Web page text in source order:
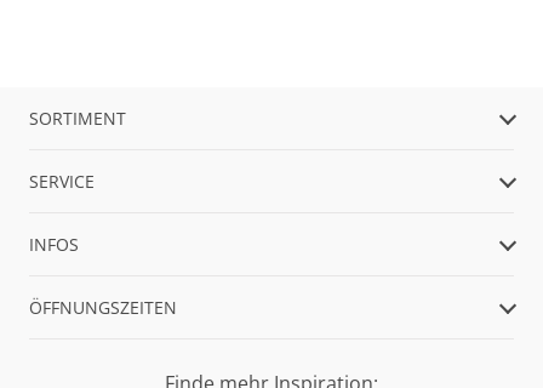
SORTIMENT
SERVICE
INFOS
ÖFFNUNGSZEITEN